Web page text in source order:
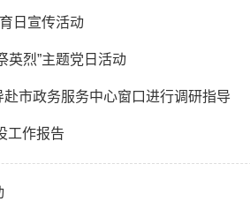
日宣传活动
英烈”主题党日活动
市政务服务中心窗口进行调研指导
工作报告